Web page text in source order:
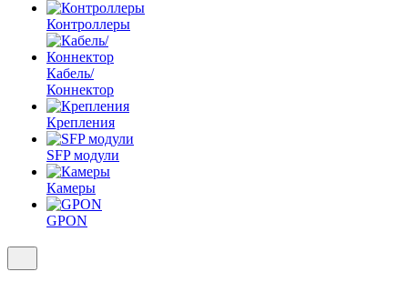
Контроллеры
Кабель/
Коннектор
Крепления
SFP модули
Камеры
GPON